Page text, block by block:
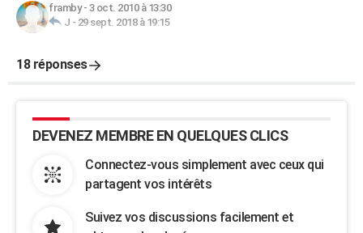
framby- 3 oct. 2010 à 13:30
J - 29 sept. 2018 à 19:15
18 réponses
DEVENEZ MEMBRE EN QUELQUES CLICS
Connectez-vous simplement avec ceux qui
partagent vos intérêts
Suivez vos discussions facilement et